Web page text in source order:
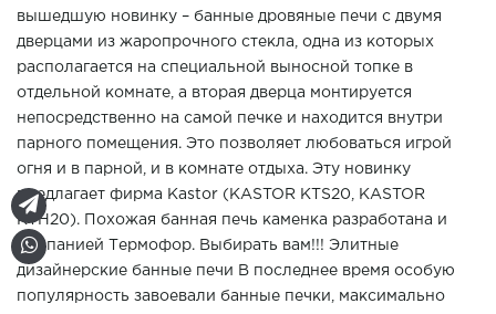
вышедшую новинку – банные дровяные печи с двумя
дверцами из жаропрочного стекла, одна из которых
располагается на специальной выносной топке в
отдельной комнате, а вторая дверца монтируется
непосредственно на самой печке и находится внутри
парного помещения. Это позволяет любоваться игрой
огня и в парной, и в комнате отдыха. Эту новинку
предлагает фирма Kastor (KASTOR КTS20, KASTOR
КTH20). Похожая банная печь каменка разработана и
компанией Термофор. Выбирать вам!!! Элитные
дизайнерские банные печи В последнее время особую
популярность завоевали банные печки, максимально